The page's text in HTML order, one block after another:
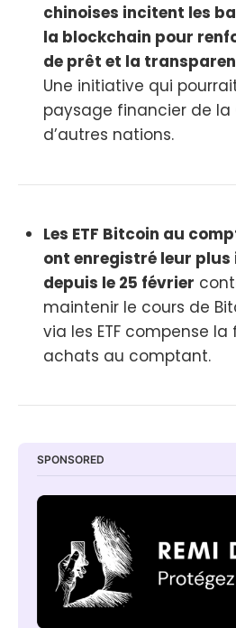
chinoises incitent les
la blockchain pour
de prêt et la
Une initiative qui
paysage financier de la
d’autres nations.
Les ETF Bitcoin au
ont enregistré leur
depuis le 25 février
maintenir le cours de
via les ETF compense
achats au comptant.
SPONSORED